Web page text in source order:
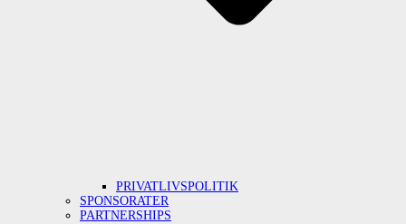
PRIVATLIVSPOLITIK
SPONSORATER
PARTNERSHIPS